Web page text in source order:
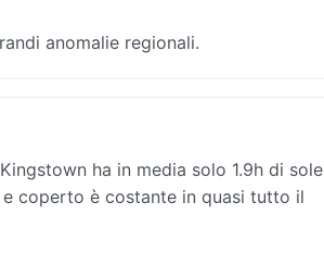
anomalie regionali.
ha in media solo 1.9h di sole
coperto è costante in quasi tutto il